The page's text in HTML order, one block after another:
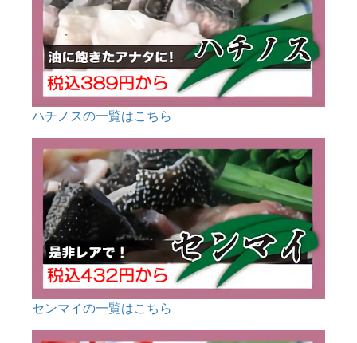
ハチノスの一覧はこちら
センマイの一覧はこちら